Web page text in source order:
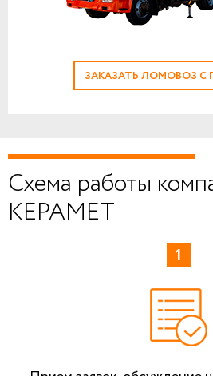
ЗАКАЗАТЬ ЛОМОВОЗ С
Схема работы
КЕРАМЕТ